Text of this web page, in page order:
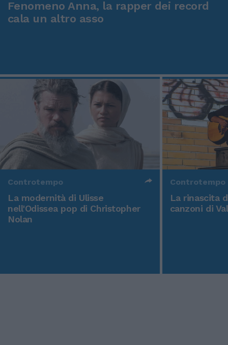
Fenomeno Anna, la rapper dei record
cala un altro asso
Controtempo
La modernità di Ulisse
nell'Odissea pop di Christopher
Nolan
Controtempo
La rinascita
canzoni di